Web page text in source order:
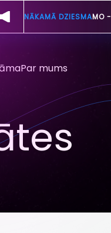
NĀKAMĀ DZIESMAMO -
Par mums